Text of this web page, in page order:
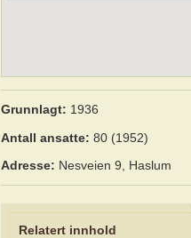
Grunnlagt: 1936
Antall ansatte: 80 (1952)
Adresse: Nesveien 9, Haslum
Relatert innhold